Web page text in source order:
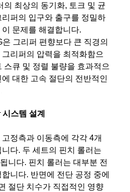
의 최상의 동기화, 토크 및 균
퍼의 입구와 출구를 정밀하
문제를 해결합니다.
그리퍼 편향보다 큰 직경의
리퍼의 압력을 최적화함으
스큐 및 정렬 불량을 효과적으
대한 고속 절단의 전반적인
스템 설계
정측과 이동측에 각각 4개
다. 두 세트의 핀치 롤러는
니다. 핀치 롤러는 대부분 전
니다. 반면에 전단 공정 중에
절단 치수가 직접적인 영향